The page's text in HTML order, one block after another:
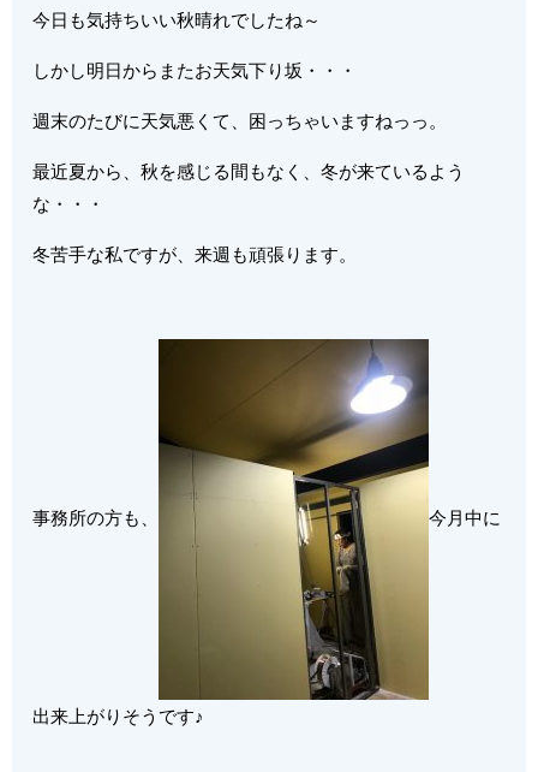
今日も気持ちいい秋晴れでしたね～
しかし明日からまたお天気下り坂・・・
週末のたびに天気悪くて、困っちゃいますねっっ。
最近夏から、秋を感じる間もなく、冬が来ているよう
な・・・
冬苦手な私ですが、来週も頑張ります。
事務所の方も、 今月中に
出来上がりそうです♪